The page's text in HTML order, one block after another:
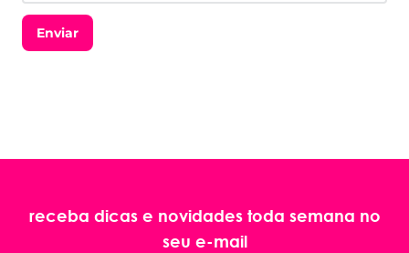
Enviar
receba dicas e novidades toda semana no
seu e-mail